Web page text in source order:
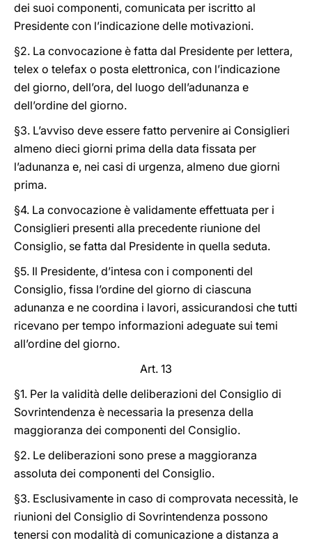
dei suoi componenti, comunicata per iscritto al
Presidente con l’indicazione delle motivazioni.
§2. La convocazione è fatta dal Presidente per lettera,
telex o telefax o posta elettronica, con l’indicazione
del giorno, dell’ora, del luogo dell’adunanza e
dell’ordine del giorno.
§3. L’avviso deve essere fatto pervenire ai Consiglieri
almeno dieci giorni prima della data fissata per
l’adunanza e, nei casi di urgenza, almeno due giorni
prima.
§4. La convocazione è validamente effettuata per i
Consiglieri presenti alla precedente riunione del
Consiglio, se fatta dal Presidente in quella seduta.
§5. Il Presidente, d’intesa con i componenti del
Consiglio, fissa l’ordine del giorno di ciascuna
adunanza e ne coordina i lavori, assicurandosi che tutti
ricevano per tempo informazioni adeguate sui temi
all’ordine del giorno.
Art. 13
§1. Per la validità delle deliberazioni del Consiglio di
Sovrintendenza è necessaria la presenza della
maggioranza dei componenti del Consiglio.
§2. Le deliberazioni sono prese a maggioranza
assoluta dei componenti del Consiglio.
§3. Esclusivamente in caso di comprovata necessità, le
riunioni del Consiglio di Sovrintendenza possono
tenersi con modalità di comunicazione a distanza a